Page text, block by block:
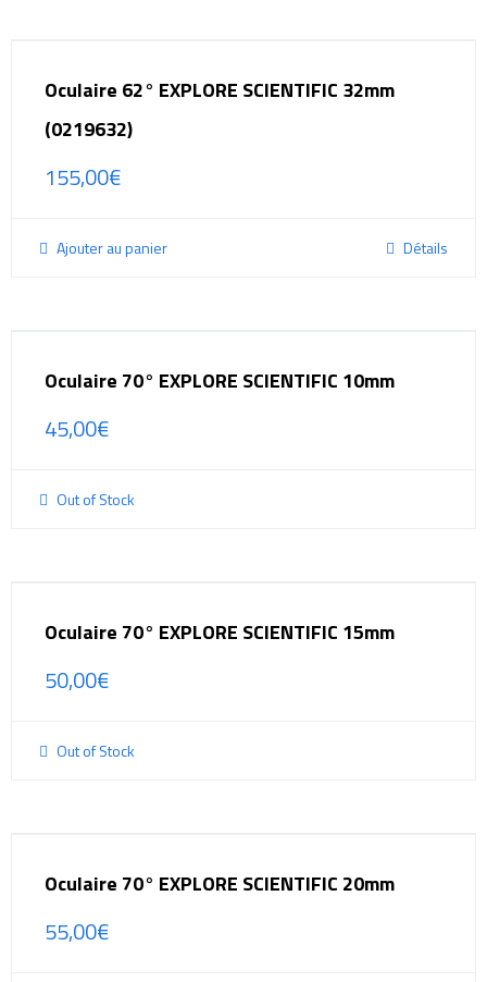
Oculaire 62° EXPLORE SCIENTIFIC 32mm
(0219632)
155,00€
Ajouter au panier Détails
Oculaire 70° EXPLORE SCIENTIFIC 10mm
45,00€
Out of Stock
Oculaire 70° EXPLORE SCIENTIFIC 15mm
50,00€
Out of Stock
Oculaire 70° EXPLORE SCIENTIFIC 20mm
55,00€